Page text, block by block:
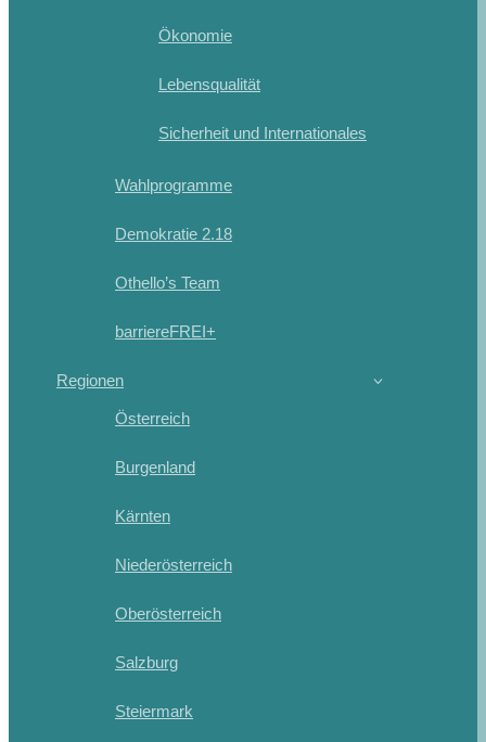
Ökonomie
Lebensqualität
Sicherheit und Internationales
Wahlprogramme
Demokratie 2.18
Othello’s Team
barriereFREI+
Regionen
Österreich
Burgenland
Kärnten
Niederösterreich
Oberösterreich
Salzburg
Steiermark